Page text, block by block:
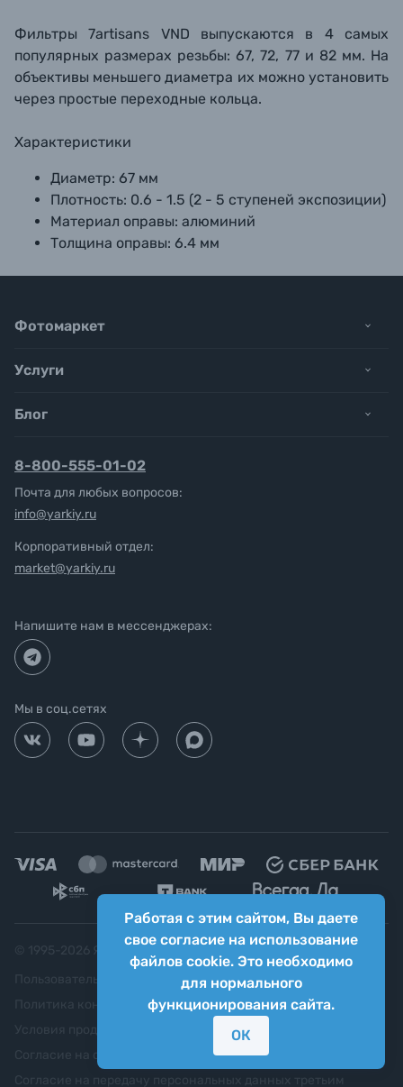
Фильтры 7artisans VND выпускаются в 4 самых
популярных размерах резьбы: 67, 72, 77 и 82 мм. На
объективы меньшего диаметра их можно установить
через простые переходные кольца.
Характеристики
Диаметр: 67 мм
Плотность: 0.6 - 1.5 (2 - 5 ступеней экспозиции)
Материал оправы: алюминий
Толщина оправы: 6.4 мм
Работая с этим сайтом, Вы даете
свое согласие на использование
файлов cookie. Это необходимо
для нормального
функционирования сайта.
ОК
Фотомаркет
Услуги
Блог
8-800-555-01-02
Почта для любых вопросов:
info@yarkiy.ru
Корпоративный отдел:
market@yarkiy.ru
Напишите нам в мессенджерах:
Мы в соц.сетях
Яркий фотомаркет ("Яркий Мир")
Пользовательское соглашение
Политика конфиденциальности
Согласие на обработку персональных данных
Согласие на передачу персональных данных третьим